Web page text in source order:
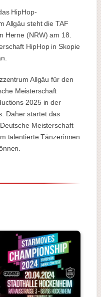
HipHop-
Allgäu steht die TAF
Herne (NRW) am 18.
HipHop in Skopie
Allgäu für den
Meisterschaft
2025 in der
Daher startet das
Meisterschaft
talentierte Tänzerinnen